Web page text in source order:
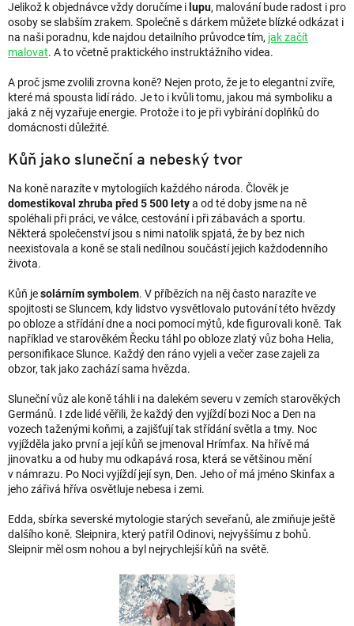
Jelikož k objednávce vždy doručíme i lupu, malování bude radost i pro
osoby se slabším zrakem. Společně s dárkem můžete blízké odkázat i
na naši poradnu, kde najdou detailního průvodce tím, jak začít
malovat. A to včetně praktického instruktážního videa.
A proč jsme zvolili zrovna koně? Nejen proto, že je to elegantní zvíře,
které má spousta lidí rádo. Je to i kvůli tomu, jakou má symboliku a
jaká z něj vyzařuje energie. Protože i to je při vybírání doplňků do
domácnosti důležité.
Kůň jako sluneční a nebeský tvor
Na koně narazíte v mytologiích každého národa. Člověk je
domestikoval zhruba před 5 500 letya od té doby jsme na ně
spoléhali při práci, ve válce, cestování i při zábavách a sportu.
Některá společenství jsou s nimi natolik spjatá, že by bez nich
neexistovala a koně se stali nedílnou součástí jejich každodenního
života.
Kůň jesolárním symbolem. V příbězích na něj často narazíte ve
spojitosti se Sluncem, kdy lidstvo vysvětlovalo putování této hvězdy
po obloze a střídání dne a noci pomocí mýtů, kde figurovali koně. Tak
například ve starověkém Řecku táhl po obloze zlatý vůz boha Helia,
personifikace Slunce. Každý den ráno vyjeli a večer zase zajeli za
obzor, tak jako zachází sama hvězda.
Sluneční vůz ale koně táhli i na dalekém severu v zemích starověkých
Germánů. I zde lidé věřili, že každý den vyjíždí bozi Noc a Den na
vozech taženými koňmi, a zajišťují tak střídání světla a tmy. Noc
vyjížděla jako první a její kůň se jmenoval Hrímfax. Na hřívě má
jinovatku a od huby mu odkapává rosa, která se většinou mění
v námrazu. Po Noci vyjíždí její syn, Den. Jeho oř má jméno Skinfax a
jeho zářivá hříva osvětluje nebesa i zemi.
Edda, sbírka severské mytologie starých seveřanů, ale zmiňuje ještě
dalšího koně. Sleipnira, který patřil Odinovi, nejvyššímu z bohů.
Sleipnir měl osm nohou a byl nejrychlejší kůň na světě.